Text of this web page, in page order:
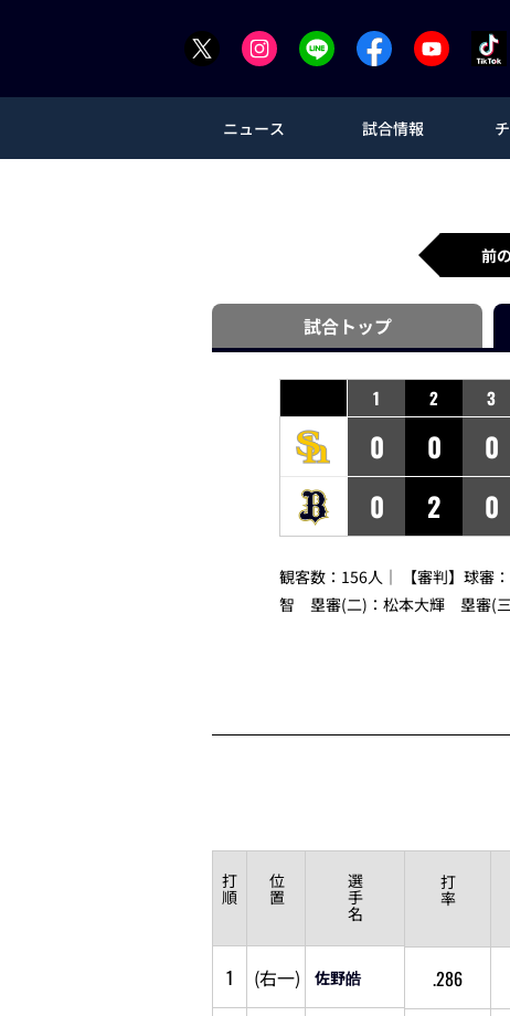
ニュース 試合情報
前
試合トップ
1 2 3
0 0 0
0
2 0
観客数：156人｜ 【審判】球審：
智 塁審(二)： 松本大輝 塁審(
打
順
位
置
選
手
名
打
率
1 (右一) 佐野皓 .286